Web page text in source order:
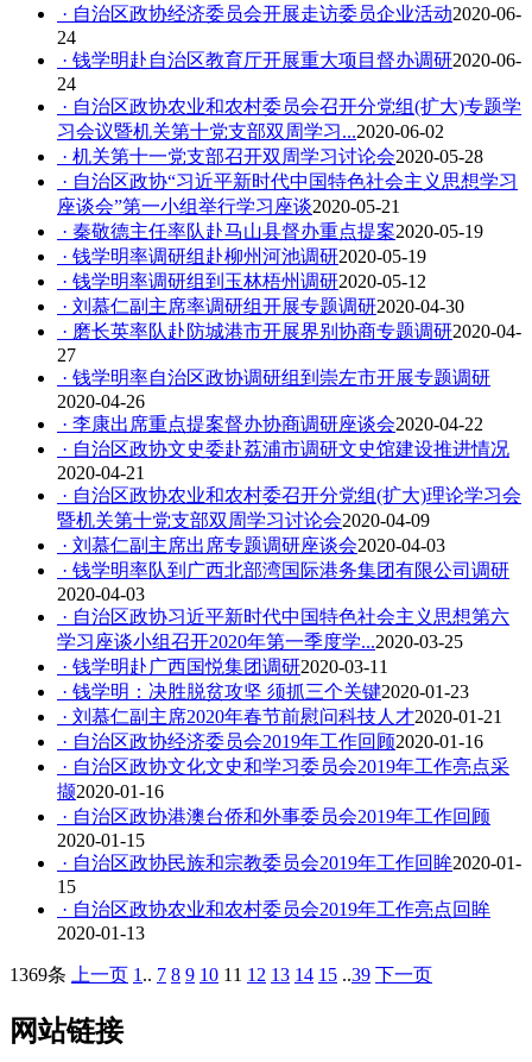
· 自治区政协经济委员会开展走访委员企业活动2020-06-
24
· 钱学明赴自治区教育厅开展重大项目督办调研2020-06-
24
· 自治区政协农业和农村委员会召开分党组(扩大)专题学
习会议暨机关第十党支部双周学习...2020-06-02
· 机关第十一党支部召开双周学习讨论会2020-05-28
· 自治区政协“习近平新时代中国特色社会主义思想学习
座谈会”第一小组举行学习座谈2020-05-21
· 秦敬德主任率队赴马山县督办重点提案2020-05-19
· 钱学明率调研组赴柳州河池调研2020-05-19
· 钱学明率调研组到玉林梧州调研2020-05-12
· 刘慕仁副主席率调研组开展专题调研2020-04-30
· 磨长英率队赴防城港市开展界别协商专题调研2020-04-
27
· 钱学明率自治区政协调研组到崇左市开展专题调研
2020-04-26
· 李康出席重点提案督办协商调研座谈会2020-04-22
· 自治区政协文史委赴荔浦市调研文史馆建设推进情况
2020-04-21
· 自治区政协农业和农村委召开分党组(扩大)理论学习会
暨机关第十党支部双周学习讨论会2020-04-09
· 刘慕仁副主席出席专题调研座谈会2020-04-03
· 钱学明率队到广西北部湾国际港务集团有限公司调研
2020-04-03
· 自治区政协习近平新时代中国特色社会主义思想第六
学习座谈小组召开2020年第一季度学...2020-03-25
· 钱学明赴广西国悦集团调研2020-03-11
· 钱学明：决胜脱贫攻坚 须抓三个关键2020-01-23
· 刘慕仁副主席2020年春节前慰问科技人才2020-01-21
· 自治区政协经济委员会2019年工作回顾2020-01-16
· 自治区政协文化文史和学习委员会2019年工作亮点采
撷2020-01-16
· 自治区政协港澳台侨和外事委员会2019年工作回顾
2020-01-15
· 自治区政协民族和宗教委员会2019年工作回眸2020-01-
15
· 自治区政协农业和农村委员会2019年工作亮点回眸
2020-01-13
1369条 上一页 1 .. 7 8 9 10 11 12 13 14 15 ..39 下一页
网站链接